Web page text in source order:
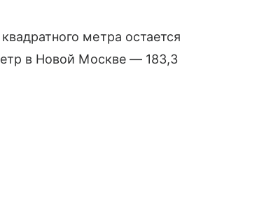
метра остается
в Новой Москве — 183,3